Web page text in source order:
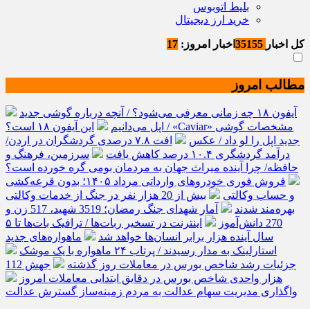
بلیط اتوبوس
خرید ارز دیجیتال
کل اخبار اخبار امروز: 17
مطالب امروز
آیفون ۱۸ چه زمانی معرفی می‌شود؟ / آنچه درباره گوشی جدید
اپل می‌دانیم
این آیفون ۱۸ است؟ / «Caviar» مشخصات گوشی
جدید اپل را لو داد / عکس
افت ۷.۸ درصدی گردشگران در اردن/
درآمد گردشگری ۱۰.۴ درصد کاهش یافت
سرزمین، فرهنگ و
حافظه/ چرا آینده میراث جهان به مردمان بومی گره خورده است؟
فروش فوری خودروهای وارداتی مرداد ۱۴۰۵؛ بدون قرعه‌کشی
و حساب وکالتی
بیش از 20 هزار نفر در جنگ از خدمات وکالتی
بهره‌مند شدند
آمار شهدای جنگ رمضان؛ 3519 شهید، 517 زن و
270 دانش‌آموز
اینترنت در تسخیر ربات‌ها / ترافیک بات‌ها تا ۵
سال آینده هزار برابر انسان‌ها خواهد شد
ماهواره‌های جدید
استارلینک به مدار رسیدند / پرتاب ۲۴ ماهواره با یک موشک
جزئیات رشد شاخص بورس در معاملات روز گذشته
جهش 112
هزار واحدی شاخص بورس در دقایق ابتدایی معاملات امروز
واگذاری مدیریت سهام عدالت به مردم زمینه‌ساز گسترش عدالت